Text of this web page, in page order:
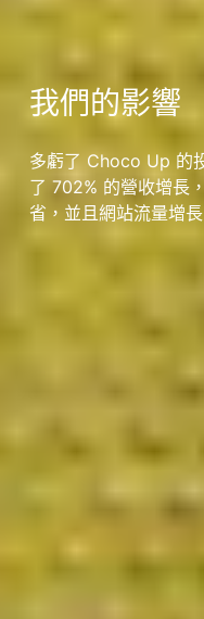
我們的影響
多虧了 Choco Up 的
了 702% 的營收增長
省，並且網站流量增